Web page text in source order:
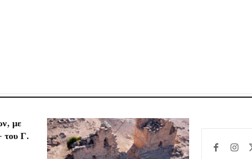
με
του Γ.